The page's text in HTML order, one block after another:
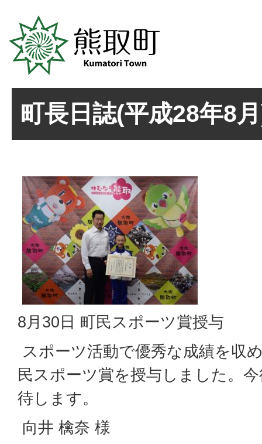
町長日誌(平成28年8
8月30日 町民スポーツ賞授与
スポーツ活動で優秀な成績を収
民スポーツ賞を授与しました。
待します。
向井 檎奈 様